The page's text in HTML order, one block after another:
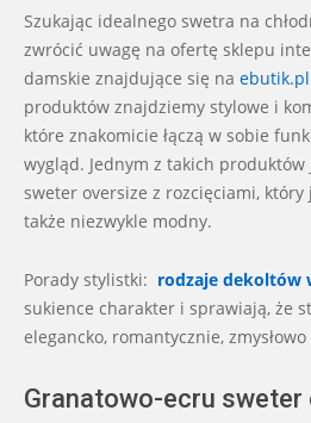
11-
10
Szukając idealnego swetra na
zwrócić uwagę na ofertę sklepu
damskie znajdujące się na ebutik.pl
produktów znajdziemy stylowe i
które znakomicie łączą w sobie
wygląd. Jednym z takich
sweter oversize z rozcięciami, który
także niezwykle modny.
Porady stylistki: rodzaje dekoltów
sukience charakter i sprawiają, że
elegancko, romantycznie,
Granatowo-ecru sweter